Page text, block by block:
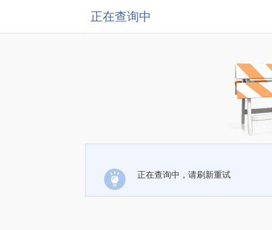
正在查询中
正在查询中，请刷新重试